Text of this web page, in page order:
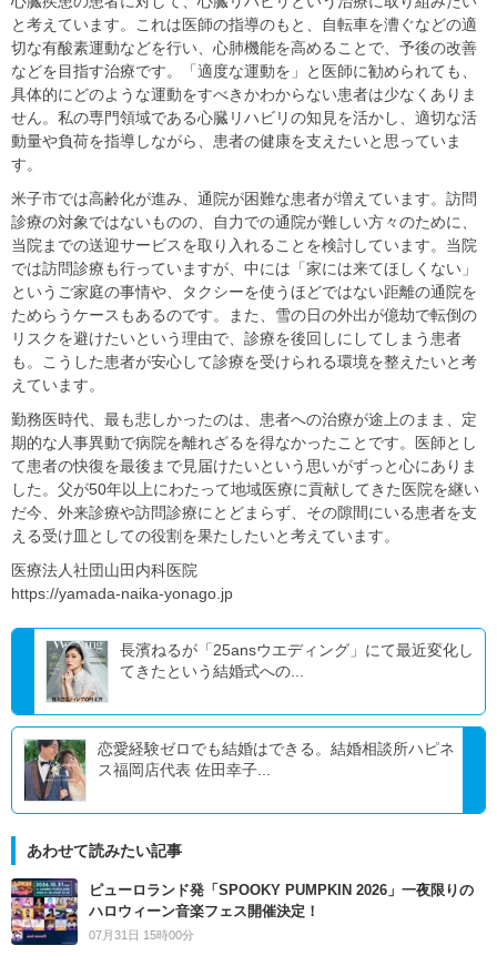
と考えています。これは医師の指導のもと、自転車を漕ぐなどの適
切な有酸素運動などを行い、心肺機能を高めることで、予後の改善
などを目指す治療です。「適度な運動を」と医師に勧められても、
具体的にどのような運動をすべきかわからない患者は少なくありま
せん。私の専門領域である心臓リハビリの知見を活かし、適切な活
動量や負荷を指導しながら、患者の健康を支えたいと思っていま
す。
米子市では高齢化が進み、通院が困難な患者が増えています。訪問
診療の対象ではないものの、自力での通院が難しい方々のために、
当院までの送迎サービスを取り入れることを検討しています。当院
では訪問診療も行っていますが、中には「家には来てほしくない」
というご家庭の事情や、タクシーを使うほどではない距離の通院を
ためらうケースもあるのです。また、雪の日の外出が億劫で転倒の
リスクを避けたいという理由で、診療を後回しにしてしまう患者
も。こうした患者が安心して診療を受けられる環境を整えたいと考
えています。
勤務医時代、最も悲しかったのは、患者への治療が途上のまま、定
期的な人事異動で病院を離れざるを得なかったことです。医師とし
て患者の快復を最後まで見届けたいという思いがずっと心にありま
した。父が50年以上にわたって地域医療に貢献してきた医院を継い
だ今、外来診療や訪問診療にとどまらず、その隙間にいる患者を支
える受け皿としての役割を果たしたいと考えています。
医療法人社団山田内科医院
https://yamada-naika-yonago.jp
長濱ねるが「25ansウエディング」にて最近変化し
てきたという結婚式への...
恋愛経験ゼロでも結婚はできる。結婚相談所ハピネ
ス福岡店代表 佐田幸子...
あわせて読みたい記事
ピューロランド発「SPOOKY PUMPKIN 2026」一夜限りの
ハロウィーン音楽フェス開催決定！
07月31日 15時00分